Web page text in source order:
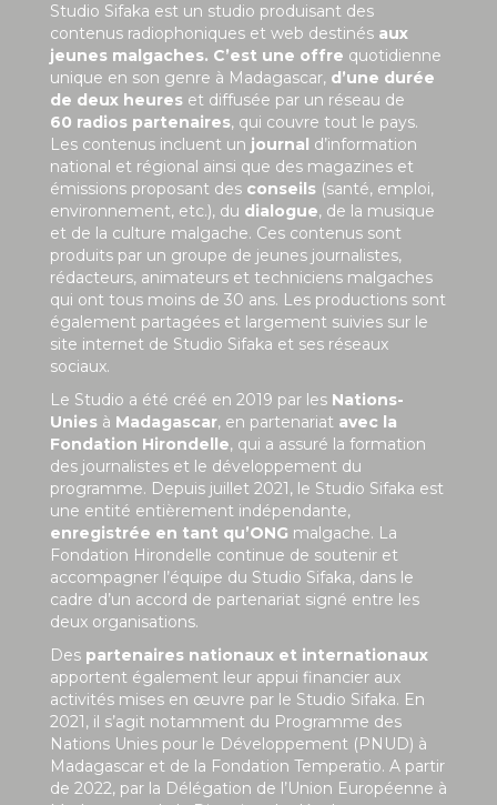
Studio Sifaka est un studio produisant des
contenus radiophoniques et web destinés aux
jeunes malgaches. C’est une offre quotidienne
unique en son genre à Madagascar, d’une durée
de deux heures et diffusée par un réseau de
60 radios partenaires, qui couvre tout le pays.
Les contenus incluent un journal d’information
national et régional ainsi que des magazines et
émissions proposant des conseils (santé, emploi,
environnement, etc.), du dialogue, de la musique
et de la culture malgache. Ces contenus sont
produits par un groupe de jeunes journalistes,
rédacteurs, animateurs et techniciens malgaches
qui ont tous moins de 30 ans. Les productions sont
également partagées et largement suivies sur le
site internet de Studio Sifaka et ses réseaux
sociaux.
Le Studio a été créé en 2019 par les Nations-
Unies à Madagascar, en partenariat avec la
Fondation Hirondelle, qui a assuré la formation
des journalistes et le développement du
programme. Depuis juillet 2021, le Studio Sifaka est
une entité entièrement indépendante,
enregistrée en tant qu’ONG malgache. La
Fondation Hirondelle continue de soutenir et
accompagner l’équipe du Studio Sifaka, dans le
cadre d’un accord de partenariat signé entre les
deux organisations.
Des partenaires nationaux et internationaux
apportent également leur appui financier aux
activités mises en œuvre par le Studio Sifaka. En
2021, il s’agit notamment du Programme des
Nations Unies pour le Développement (PNUD) à
Madagascar et de la Fondation Temperatio. A partir
de 2022, par la Délégation de l’Union Européenne à